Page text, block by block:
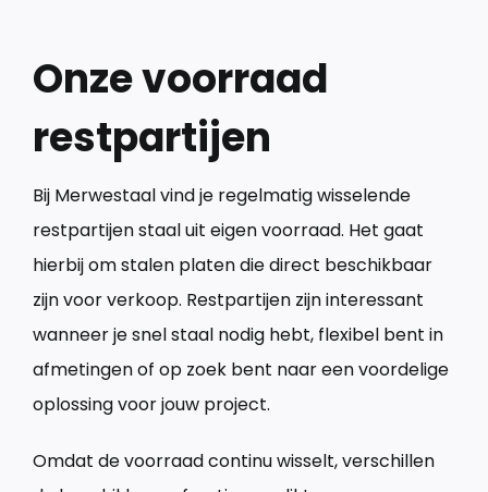
Onze voorraad
restpartijen
Bij Merwestaal vind je regelmatig wisselende
restpartijen staal uit eigen voorraad. Het gaat
hierbij om stalen platen die direct beschikbaar
zijn voor verkoop. Restpartijen zijn interessant
wanneer je snel staal nodig hebt, flexibel bent in
afmetingen of op zoek bent naar een voordelige
oplossing voor jouw project.
Omdat de voorraad continu wisselt, verschillen